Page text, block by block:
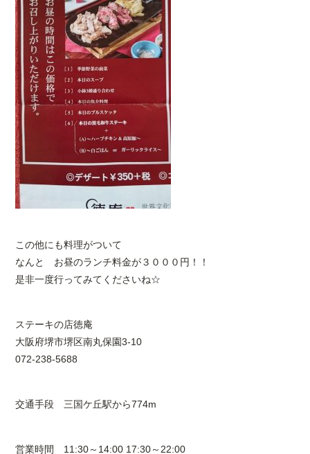
この他にも料理がついて
なんと お昼のランチ料金が３０００円！！
是非一度行ってみてくださいね☆
ステーキの店徳庵
大阪府堺市堺区南丸保園3-10
072-238-5688
交通手段 三国ケ丘駅から774m
営業時間 11:30～14:00 17:30～22:00